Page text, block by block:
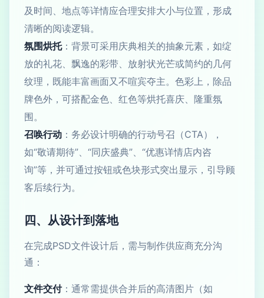
及时间、地点等详情应合理安排大小与位置，形成
清晰的阅读逻辑。
氛围烘托：背景可采用庆典相关的抽象元素，如绽
放的礼花、飘逸的彩带、放射状光芒或简约的几何
纹理，既能丰富画面又不喧宾夺主。色彩上，除品
牌色外，可搭配金色、红色等烘托喜庆、隆重氛
围。
召唤行动 ：务必设计明确的行动号召（CTA），
如“敬请期待”、“同庆盛典”、“优惠详情店内咨
询”等，并可通过按钮或色块形式突出显示，引导顾
客后续行为。
四、从设计到落地
在完成PSD文件设计后，需与制作供应商充分沟
通：
文件交付：通常需提供合并后的高清图片（如